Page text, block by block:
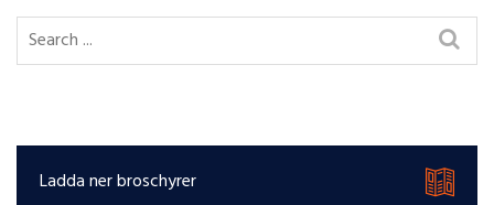
Ladda ner broschyrer